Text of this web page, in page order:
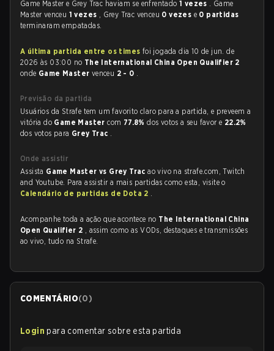
Game Master e Grey Trac haviam se enfrentado 1 vezes . Game
Master venceu 1 vezes , Grey Trac venceu 0 vezes e 0 partidas
terminaram empatadas.
A última partida entre os times foi jogada dia 10 de jun. de
2026 às 03:00 no The International China Open Qualifier 2
onde Game Master venceu 2 - 0 .
Previsão da partida
Usuários da Strafe tem um favorito claro para a partida, e preveem a
vitória do Game Mastercom 77.8%dos votos a seu favor e 22.2%
dos votos para Grey Trac .
Onde assistir
Assista Game Master vs Grey Tracao vivo na strafe.com, Twitch
and Youtube. Para assistir a mais partidas como esta, visite o
Calendário de partidas de Dota 2 .
Acompanhe toda a ação que acontece no The International China
Open Qualifier 2 , assim como as VODs, destaques e transmissões
ao vivo, tudo na Strafe.
COMENTÁRIO(0)
Login para comentar sobre esta partida